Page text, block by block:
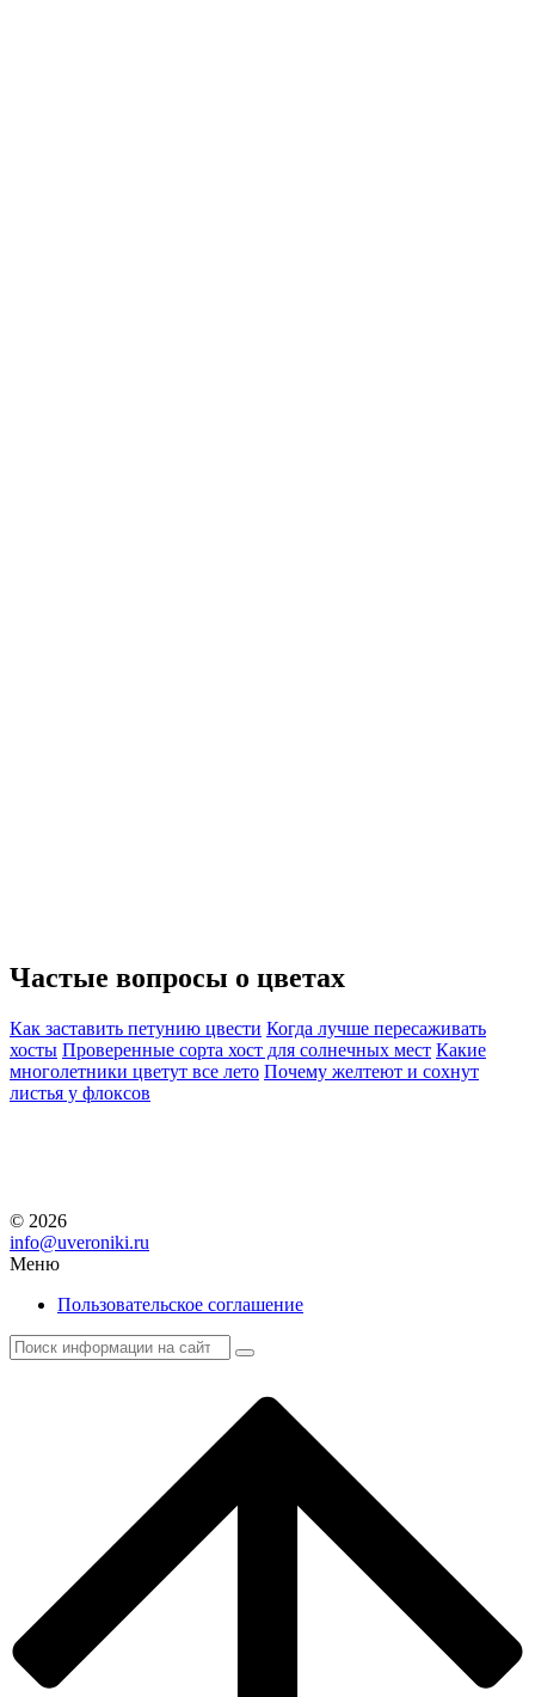
Частые вопросы о цветах
Как заставить петунию цвести Когда лучше пересаживать
хосты Проверенные сорта хост для солнечных мест Какие
многолетники цветут все лето Почему желтеют и сохнут
листья у флоксов
© 2026
info@uveroniki.ru
Меню
Пользовательское соглашение